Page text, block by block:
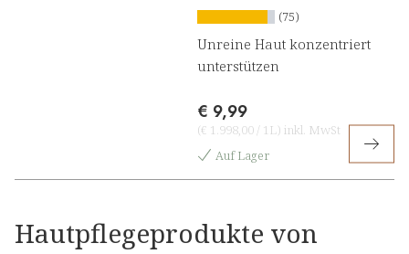
(75)
Unreine Haut konzentriert
unterstützen
€ 9,99
(€ 1.998,00 / 1L) inkl. MwSt
Auf Lager
Hautpflegeprodukte von